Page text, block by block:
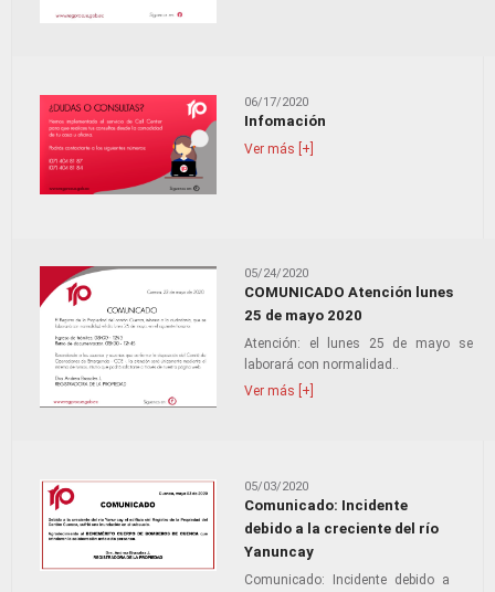
06/17/2020
Infomación
Ver más [+]
05/24/2020
COMUNICADO Atención lunes
25 de mayo 2020
Atención: el lunes 25 de mayo se
laborará con normalidad..
Ver más [+]
05/03/2020
Comunicado: Incidente
debido a la creciente del río
Yanuncay
Comunicado: Incidente debido a